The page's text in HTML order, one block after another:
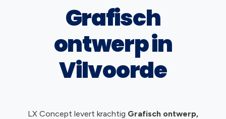
Grafisch
ontwerp in
Vilvoorde
LX Concept levert krachtig Grafisch ontwerp,